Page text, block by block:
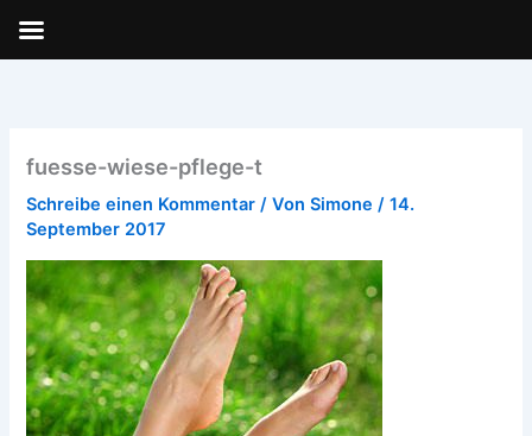
fuesse-wiese-pflege-t
Schreibe einen Kommentar / VonSimone/14.
September 2017